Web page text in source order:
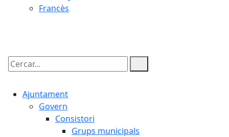
Francès
Cercar:
Ajuntament
Govern
Consistori
Grups municipals